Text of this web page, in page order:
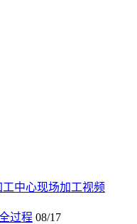
中心现场加工视频
过程 08/17